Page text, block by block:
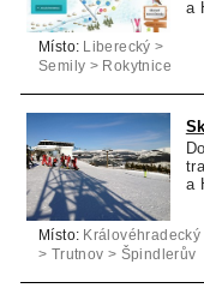
a
Místo:
Liberecký >
Semily > Rokytnice
a
Místo: Královéhradecký
> Trutnov > Špindlerův